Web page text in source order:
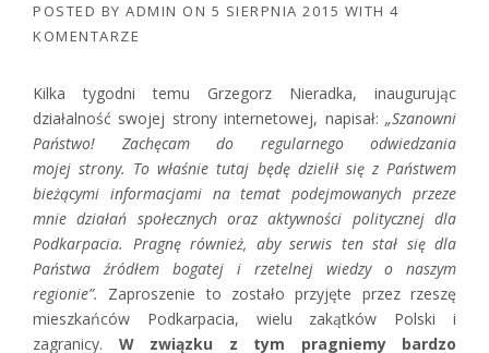
POSTED BY ADMIN ON 5 SIERPNIA 2015 WITH 4
KOMENTARZE
Kilka tygodni temu Grzegorz Nieradka, inaugurując
działalność swojej strony internetowej, napisał: „Szanowni
Państwo! Zachęcam do regularnego odwiedzania
mojej strony. To właśnie tutaj będę dzielił się z Państwem
bieżącymi informacjami na temat podejmowanych przeze
mnie działań społecznych oraz aktywności politycznej dla
Podkarpacia. Pragnę również, aby serwis ten stał się dla
Państwa źródłem bogatej i rzetelnej wiedzy o naszym
regionie”. Zaproszenie to zostało przyjęte przez rzeszę
mieszkańców Podkarpacia, wielu zakątków Polski i
zagranicy. W związku z tym pragniemy bardzo